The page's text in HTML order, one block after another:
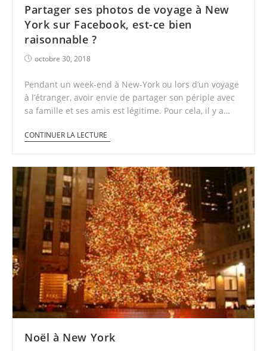
Partager ses photos de voyage à New
York sur Facebook, est-ce bien
raisonnable ?
octobre 30, 2018
Pendant un week-end à New-York ou lors d’un voyage
à l’étranger, avoir envie de partager son périple avec
sa famille et ses amis est légitime. Pour cela, il y a…
CONTINUER LA LECTURE
Noël à New York